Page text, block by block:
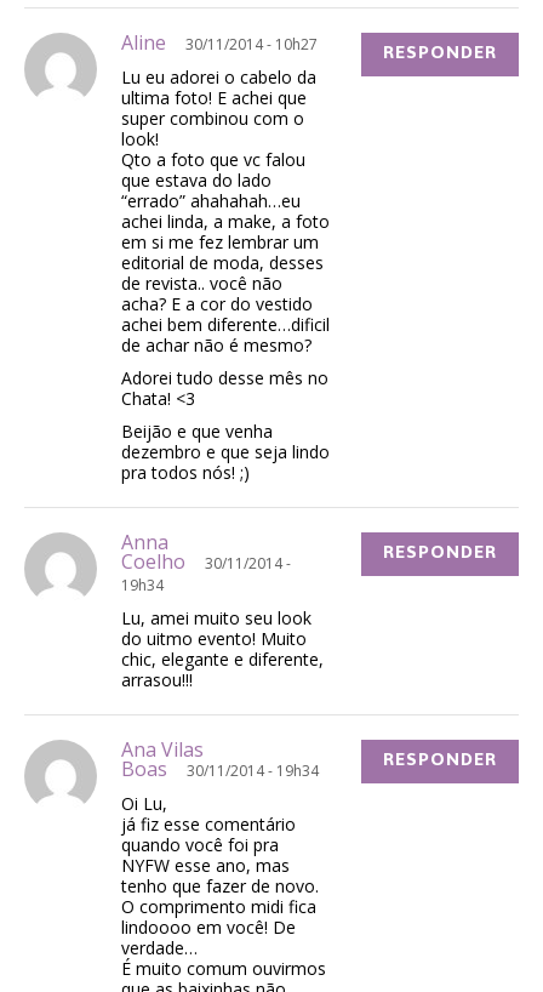
Aline 30/11/2014 - 10h27
Lu eu adorei o cabelo da
ultima foto! E achei que
super combinou com o
look!
Qto a foto que vc falou
que estava do lado
“errado” ahahahah…eu
achei linda, a make, a foto
em si me fez lembrar um
editorial de moda, desses
de revista.. você não
acha? E a cor do vestido
achei bem diferente…dificil
de achar não é mesmo?
Adorei tudo desse mês no
Chata! <3
Beijão e que venha
dezembro e que seja lindo
pra todos nós! ;)
RESPONDER
Anna
Coelho
30/11/2014 -
19h34
Lu, amei muito seu look
do uitmo evento! Muito
chic, elegante e diferente,
arrasou!!!
RESPONDER
Ana Vilas
Boas 30/11/2014 - 19h34
Oi Lu,
já fiz esse comentário
quando você foi pra
NYFW esse ano, mas
tenho que fazer de novo.
O comprimento midi fica
lindoooo em você! De
verdade…
É muito comum ouvirmos
RESPONDER